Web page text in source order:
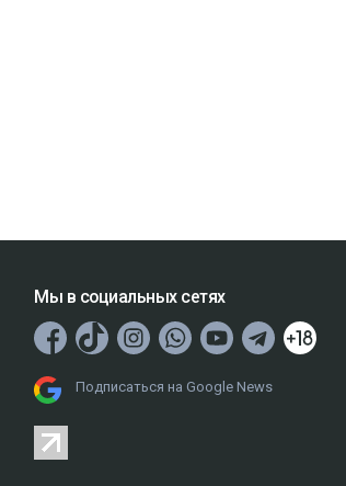
Мы в социальных сетях
Подписаться на Google News